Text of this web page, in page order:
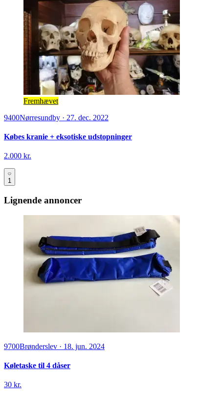
Fremhævet
9400Nørresundby · 27. dec. 2022
Købes kranie + eksotiske udstopninger
2.000 kr.
1
Lignende annoncer
9700Brønderslev · 18. jun. 2024
Køletaske til 4 dåser
30 kr.